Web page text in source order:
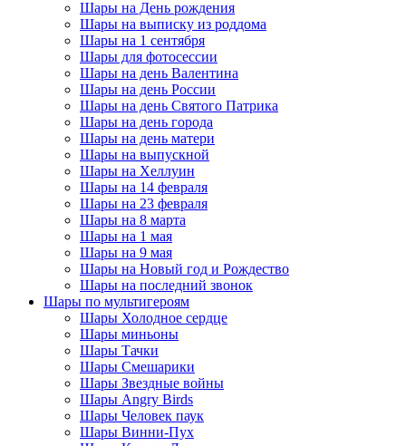
Шары на День рождения
Шары на выписку из роддома
Шары на 1 сентября
Шары для фотосессии
Шары на день Валентина
Шары на день России
Шары на день Святого Патрика
Шары на день города
Шары на день матери
Шары на выпускной
Шары на Хеллуин
Шары на 14 февраля
Шары на 23 февраля
Шары на 8 марта
Шары на 1 мая
Шары на 9 мая
Шары на Новый год и Рождество
Шары на последний звонок
Шары по мультигероям
Шары Холодное сердце
Шары миньоны
Шары Тачки
Шары Смешарики
Шары Звездные войны
Шары Angry Birds
Шары Человек паук
Шары Винни-Пух